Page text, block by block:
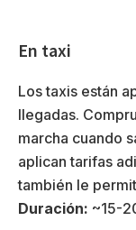
En taxi
Los taxis están
llegadas.
marcha cuando
aplican tarifas
también le
Duración: ~15-